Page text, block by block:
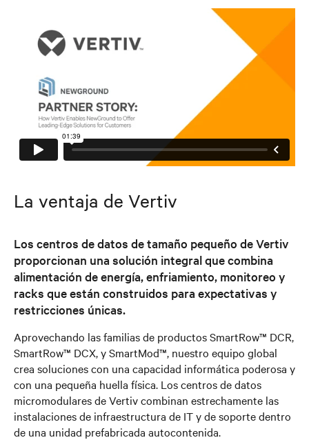
La ventaja de Vertiv
Los centros de datos de tamaño pequeño de Vertiv
proporcionan una solución integral que combina
alimentación de energía, enfriamiento, monitoreo y
racks que están construidos para expectativas y
restricciones únicas.
Aprovechando las familias de productos SmartRow™ DCR,
SmartRow™ DCX, y SmartMod™, nuestro equipo global
crea soluciones con una capacidad informática poderosa y
con una pequeña huella física. Los centros de datos
micromodulares de Vertiv combinan estrechamente las
instalaciones de infraestructura de IT y de soporte dentro
de una unidad prefabricada autocontenida.